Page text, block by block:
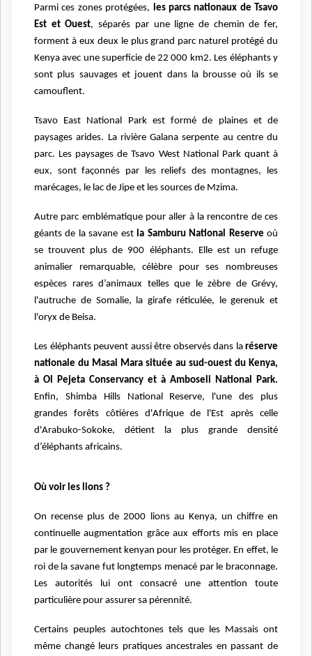
Parmi ces zones protégées, les parcs nationaux de Tsavo
Est et Ouest, séparés par une ligne de chemin de fer,
forment à eux deux le plus grand parc naturel protégé du
Kenya avec une superficie de 22 000 km2. Les éléphants y
sont plus sauvages et jouent dans la brousse où ils se
camouflent.
Tsavo East National Park est formé de plaines et de
paysages arides. La rivière Galana serpente au centre du
parc. Les paysages de Tsavo West National Park quant à
eux, sont façonnés par les reliefs des montagnes, les
marécages, le lac de Jipe et les sources de Mzima.
Autre parc emblématique pour aller à la rencontre de ces
géants de la savane estla Samburu National Reserveoù
se trouvent plus de 900 éléphants. Elle est un refuge
animalier remarquable, célèbre pour ses nombreuses
espèces rares d’animaux telles que le zèbre de Grévy,
l'autruche de Somalie, la girafe réticulée, le gerenuk et
l'oryx de Beisa.
Les éléphants peuvent aussi être observés dans la réserve
nationale du Masai Mara située au sud-ouest du Kenya,
à Ol Pejeta Conservancy et à Amboseli National Park.
Enfin, Shimba Hills National Reserve, l'une des plus
grandes forêts côtières d'Afrique de l'Est après celle
d'Arabuko-Sokoke, détient la plus grande densité
d’éléphants africains.
Où voir les lions ?
On recense plus de 2000 lions au Kenya, un chiffre en
continuelle augmentation grâce aux efforts mis en place
par le gouvernement kenyan pour les protéger. En effet, le
roi de la savane fut longtemps menacé par le braconnage.
Les autorités lui ont consacré une attention toute
particulière pour assurer sa pérennité.
Certains peuples autochtones tels que les Massais ont
même changé leurs pratiques ancestrales en passant de